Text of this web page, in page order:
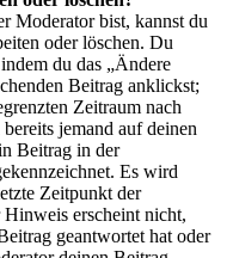
Moderator bist, kannst du
oder löschen. Du
du das „Ändere
Beitrag anklickst;
Zeitraum nach
jemand auf deinen
Beitrag in der
Es wird
Zeitpunkt der
erscheint nicht,
geantwortet hat oder